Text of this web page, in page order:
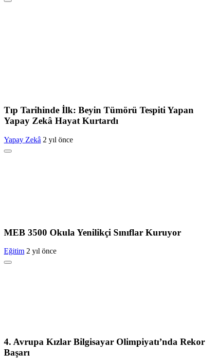
Tıp Tarihinde İlk: Beyin Tümörü Tespiti Yapan
Yapay Zekâ Hayat Kurtardı
Yapay Zekâ 2 yıl önce
MEB 3500 Okula Yenilikçi Sınıflar Kuruyor
Eğitim 2 yıl önce
4. Avrupa Kızlar Bilgisayar Olimpiyatı’nda Rekor
Başarı